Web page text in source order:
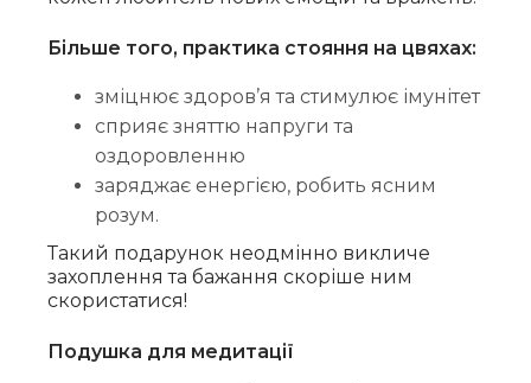
Більше того, практика стояння на цвяхах:
зміцнює здоров’я та стимулює імунітет
сприяє зняттю напруги та
оздоровленню
заряджає енергією, робить ясним
розум.
Такий подарунок неодмінно викличе
захоплення та бажання скоріше ним
скористатися!
Подушка для медитації